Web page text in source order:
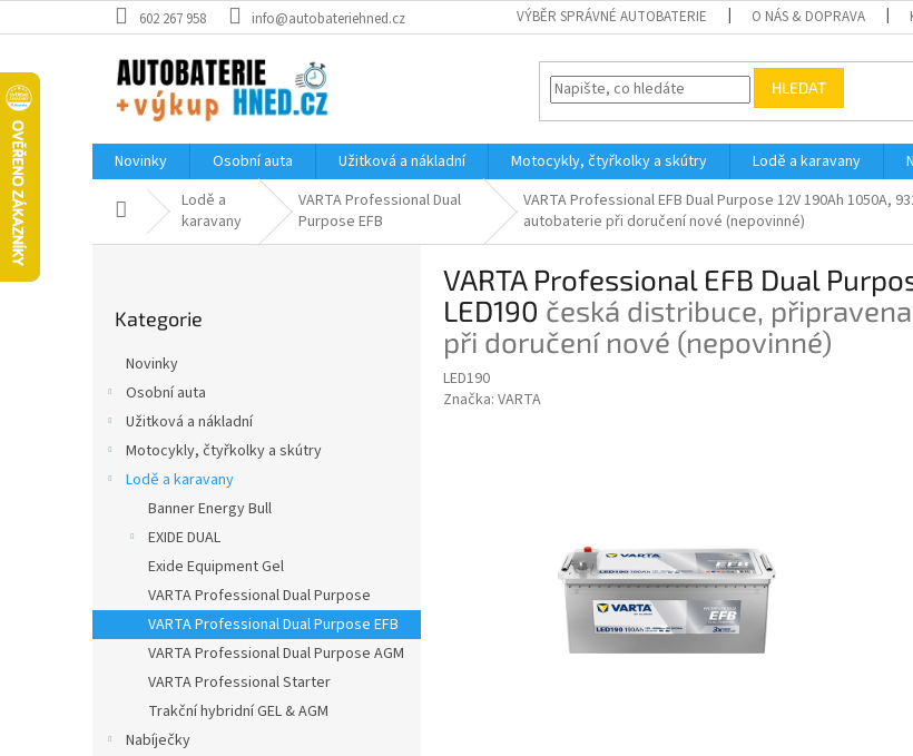
na
602 267 958 info@autobateriehned.cz VÝBĚR SPRÁVNÉ AUTOBATERIE O NÁS & DOPRAVA
HLEDAT
Novinky Osobní auta Užitková a nákladní Motocykly, čtyřkolky a skútry Lodě a karavany
Domů Lodě a
karavany
VARTA Professional Dual
Purpose EFB
VARTA Professional EFB Dual Purpose 12V 190Ah 1050A,
autobaterie při doručení nové (nepovinné)
kategorie
Kategorie
Novinky
Osobní auta
Užitková a nákladní
Motocykly, čtyřkolky a skútry
Lodě a karavany
Banner Energy Bull
EXIDE DUAL
Exide Equipment Gel
VARTA Professional Dual Purpose
VARTA Professional Dual Purpose EFB
VARTA Professional Dual Purpose AGM
VARTA Professional Starter
Trakční hybridní GEL & AGM
Nabíječky
VARTA Professional EFB Dual
LED190 česká distribuce,
při doručení nové (nepovinné)
LED190
Značka: VARTA